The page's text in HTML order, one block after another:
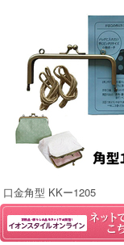
口金角型 KKー1205